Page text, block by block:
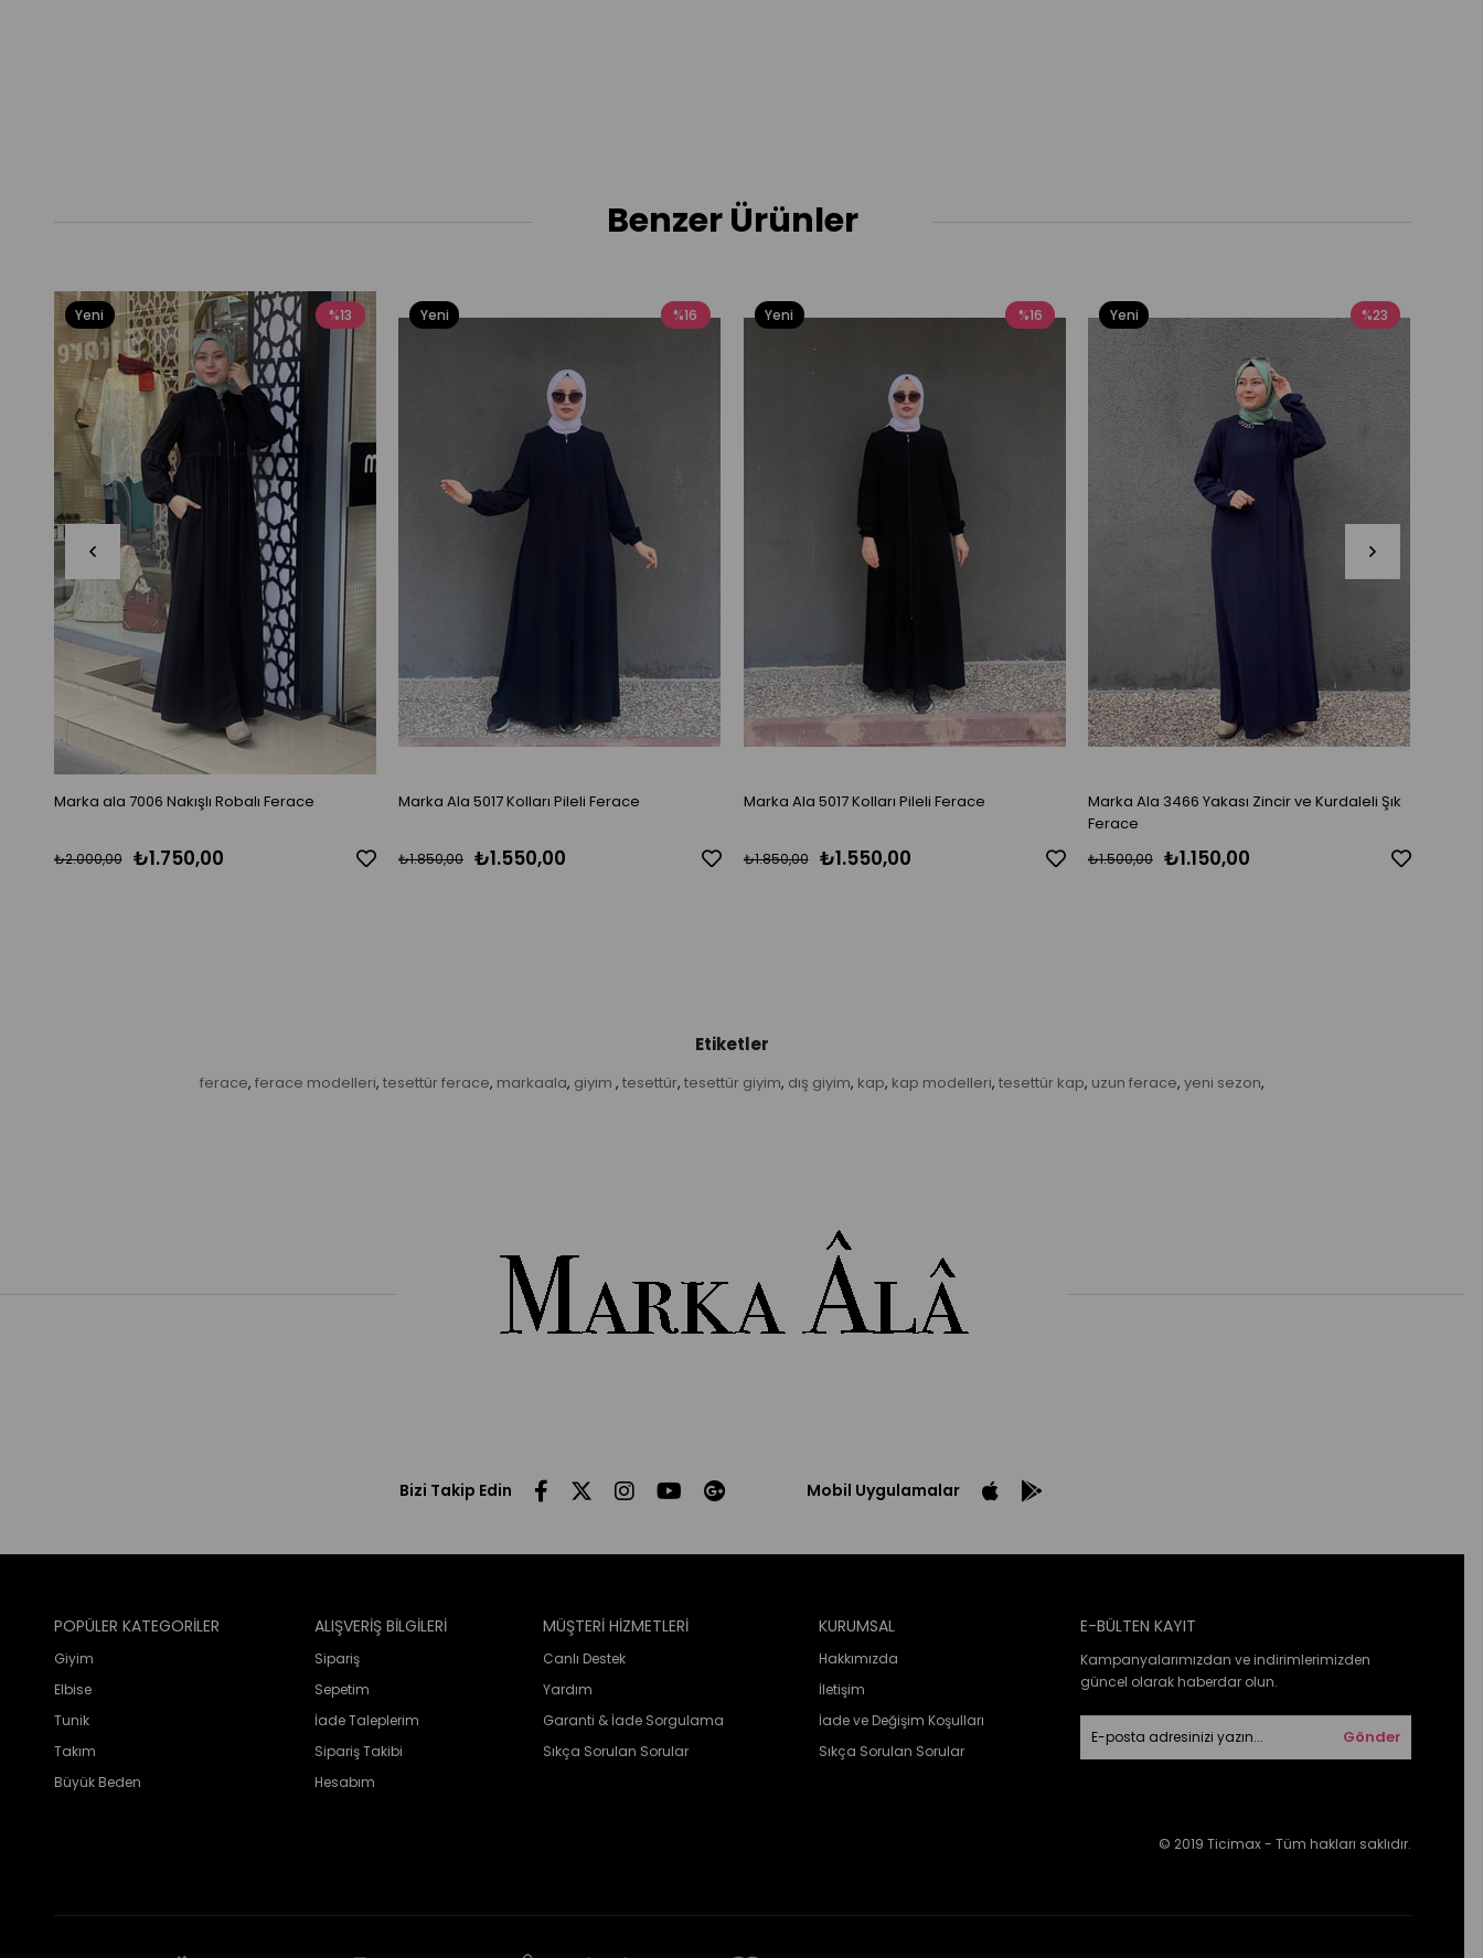
Benzer Ürünler
Marka ala 7006 Nakışlı Robalı Ferace
₺1.750,00
₺2.000,00
%13
Yeni
Ürün
Marka Ala 5017 Kolları Pileli Ferace
₺1.550,00
₺1.850,00
%16
Yeni
Marka Ala 5017 Kolları Pileli Ferace
₺1.550,00
₺1.850,00
%16
Yeni
Marka Ala 3466 Yakası Zincir ve Kurdaleli Şık
Ferace
₺1.150,00
₺1.500,00
%23
Yeni
Etiketler
ferace, ferace modelleri, tesettür ferace, markaala, giyim , tesettür, tesettür giyim, dış giyim, kap, kap modelleri, tesettür kap, uzun ferace, yeni sezon,
Bizi Takip Edin Mobil Uygulamalar
POPÜLER KATEGORİLER
Giyim
Elbise
Tunik
Takım
Büyük Beden
ALIŞVERİŞ BİLGİLERİ
Sipariş
Sepetim
İade Taleplerim
Sipariş Takibi
Hesabım
MÜŞTERİ HİZMETLERİ
Canlı Destek
Yardım
Garanti & İade Sorgulama
Sıkça Sorulan Sorular
KURUMSAL
Hakkımızda
İletişim
İade ve Değişim Koşulları
Sıkça Sorulan Sorular
E-BÜLTEN KAYIT
Kampanyalarımızdan ve indirimlerimizden
güncel olarak haberdar olun.
Gönder
© 2019 Ticimax - Tüm hakları saklıdır.